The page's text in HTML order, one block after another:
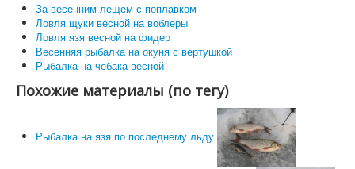
За весенним лещем с поплавком
Ловля щуки весной на воблеры
Ловля язя весной на фидер
Весенняя рыбалка на окуня с вертушкой
Рыбалка на чебака весной
Похожие материалы (по тегу)
Рыбалка на язя по последнему льду